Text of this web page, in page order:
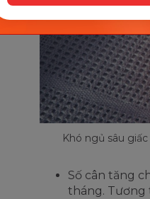
Khó ngủ sâu
Số cân tăng
tháng. Tương